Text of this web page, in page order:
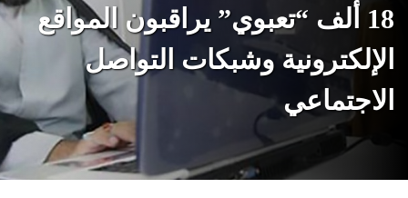
18 ألف “تعبوي” يراقبون المواقع
الإلكترونية وشبكات التواصل
الاجتماعي